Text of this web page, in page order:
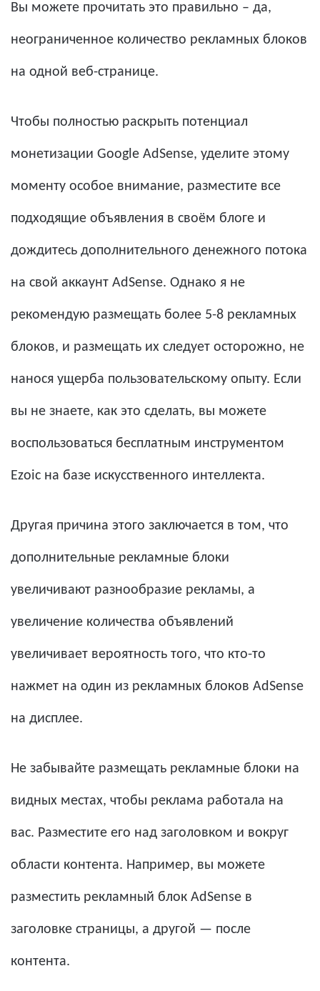
Вы можете прочитать это правильно – да,
неограниченное количество рекламных блоков
на одной веб-странице.
Чтобы полностью раскрыть потенциал
монетизации Google AdSense, уделите этому
моменту особое внимание, разместите все
подходящие объявления в своём блоге и
дождитесь дополнительного денежного потока
на свой аккаунт AdSense. Однако я не
рекомендую размещать более 5-8 рекламных
блоков, и размещать их следует осторожно, не
нанося ущерба пользовательскому опыту. Если
вы не знаете, как это сделать, вы можете
воспользоваться бесплатным инструментом
Ezoic на базе искусственного интеллекта.
Другая причина этого заключается в том, что
дополнительные рекламные блоки
увеличивают разнообразие рекламы, а
увеличение количества объявлений
увеличивает вероятность того, что кто-то
нажмет на один из рекламных блоков AdSense
на дисплее.
Не забывайте размещать рекламные блоки на
видных местах, чтобы реклама работала на
вас. Разместите его над заголовком и вокруг
области контента. Например, вы можете
разместить рекламный блок AdSense в
заголовке страницы, а другой — после
контента.